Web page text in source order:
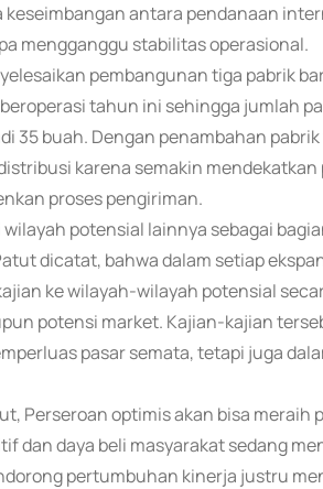
antara pendanaan
mengganggu stabilitas operasional.
pembangunan tiga pabrik
tahun ini sehingga jumlah
35 buah. Dengan penambahan
karena semakin mendekatkan
proses pengiriman.
potensial lainnya sebagai
dicatat, bahwa dalam setiap
ke wilayah-wilayah potensial
potensi market. Kajian-kajian
pasar semata, tetapi juga
Perseroan optimis akan bisa meraih
dan daya beli masyarakat sedang
pertumbuhan kinerja justru